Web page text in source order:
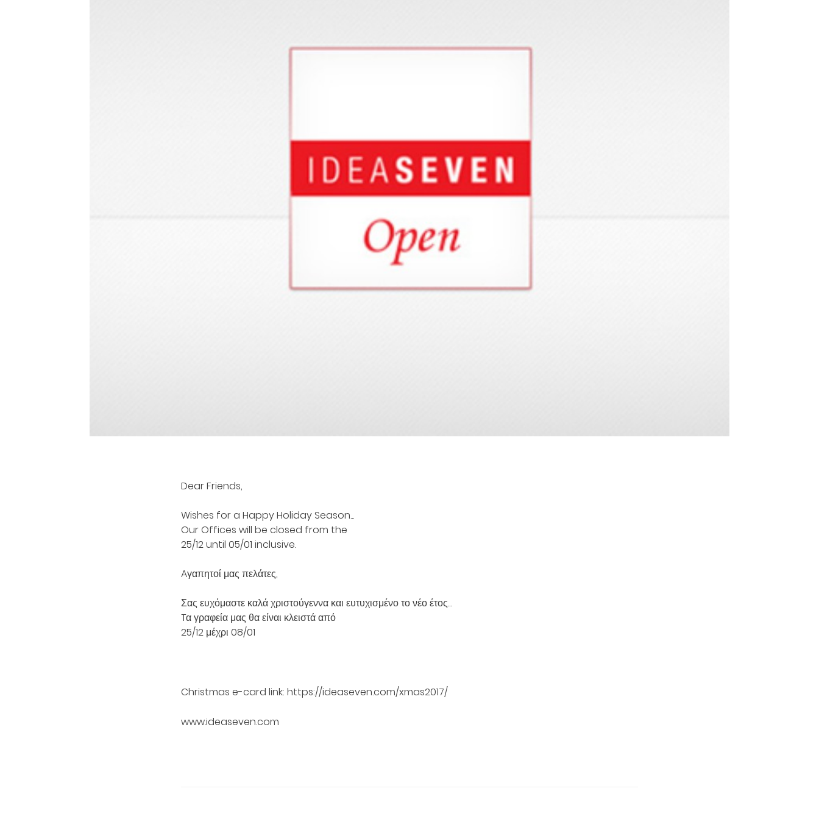
Dear Friends,
Wishes for a Happy Holiday Season...
Our Offices will be closed from the
25/12 until 05/01 inclusive.
Aγαπητοί μας πελάτες,
Σας ευχόμαστε καλά χριστούγεννα και ευτυχισμένο το νέο έτος...
Tα γραφεία μας θα είναι κλειστά από
25/12 μέχρι 08/01
Christmas e-card link: https://ideaseven.com/xmas2017/
www.ideaseven.com